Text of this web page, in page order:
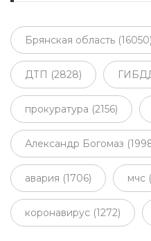
Брянская область (16050)
ДТП (2828)
прокуратура (2156)
Александр Богомаз
авария (1706) мчс
коронавирус (1272)